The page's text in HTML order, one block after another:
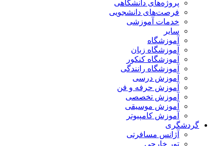
پروژه‌های دانشگاهی
فرصت‌های دانشجویی
خدمات آموزشی
سایر
آموزشگاه
آموزشگاه زبان
آموزشگاه کنکور
آموزشگاه رانندگی
آموزش درسی
آموزش حرفه و فن
آموزش تخصصی
آموزش موسیقی
آموزش کامپیوتر
گردشگری
آژانس مسافرتی
تور خارجی